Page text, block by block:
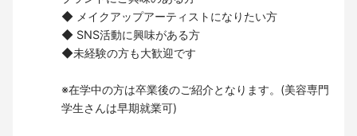
◆ メイクアップアーティストになりたい方
◆ SNS活動に興味がある方
◆未経験の方も大歓迎です
※在学中の方は卒業後のご紹介となります。(美容専門
学生さんは早期就業可)